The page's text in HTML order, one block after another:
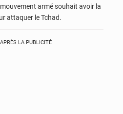
armé souhait avoir la
attaquer le Tchad.
LA PUBLICITÉ